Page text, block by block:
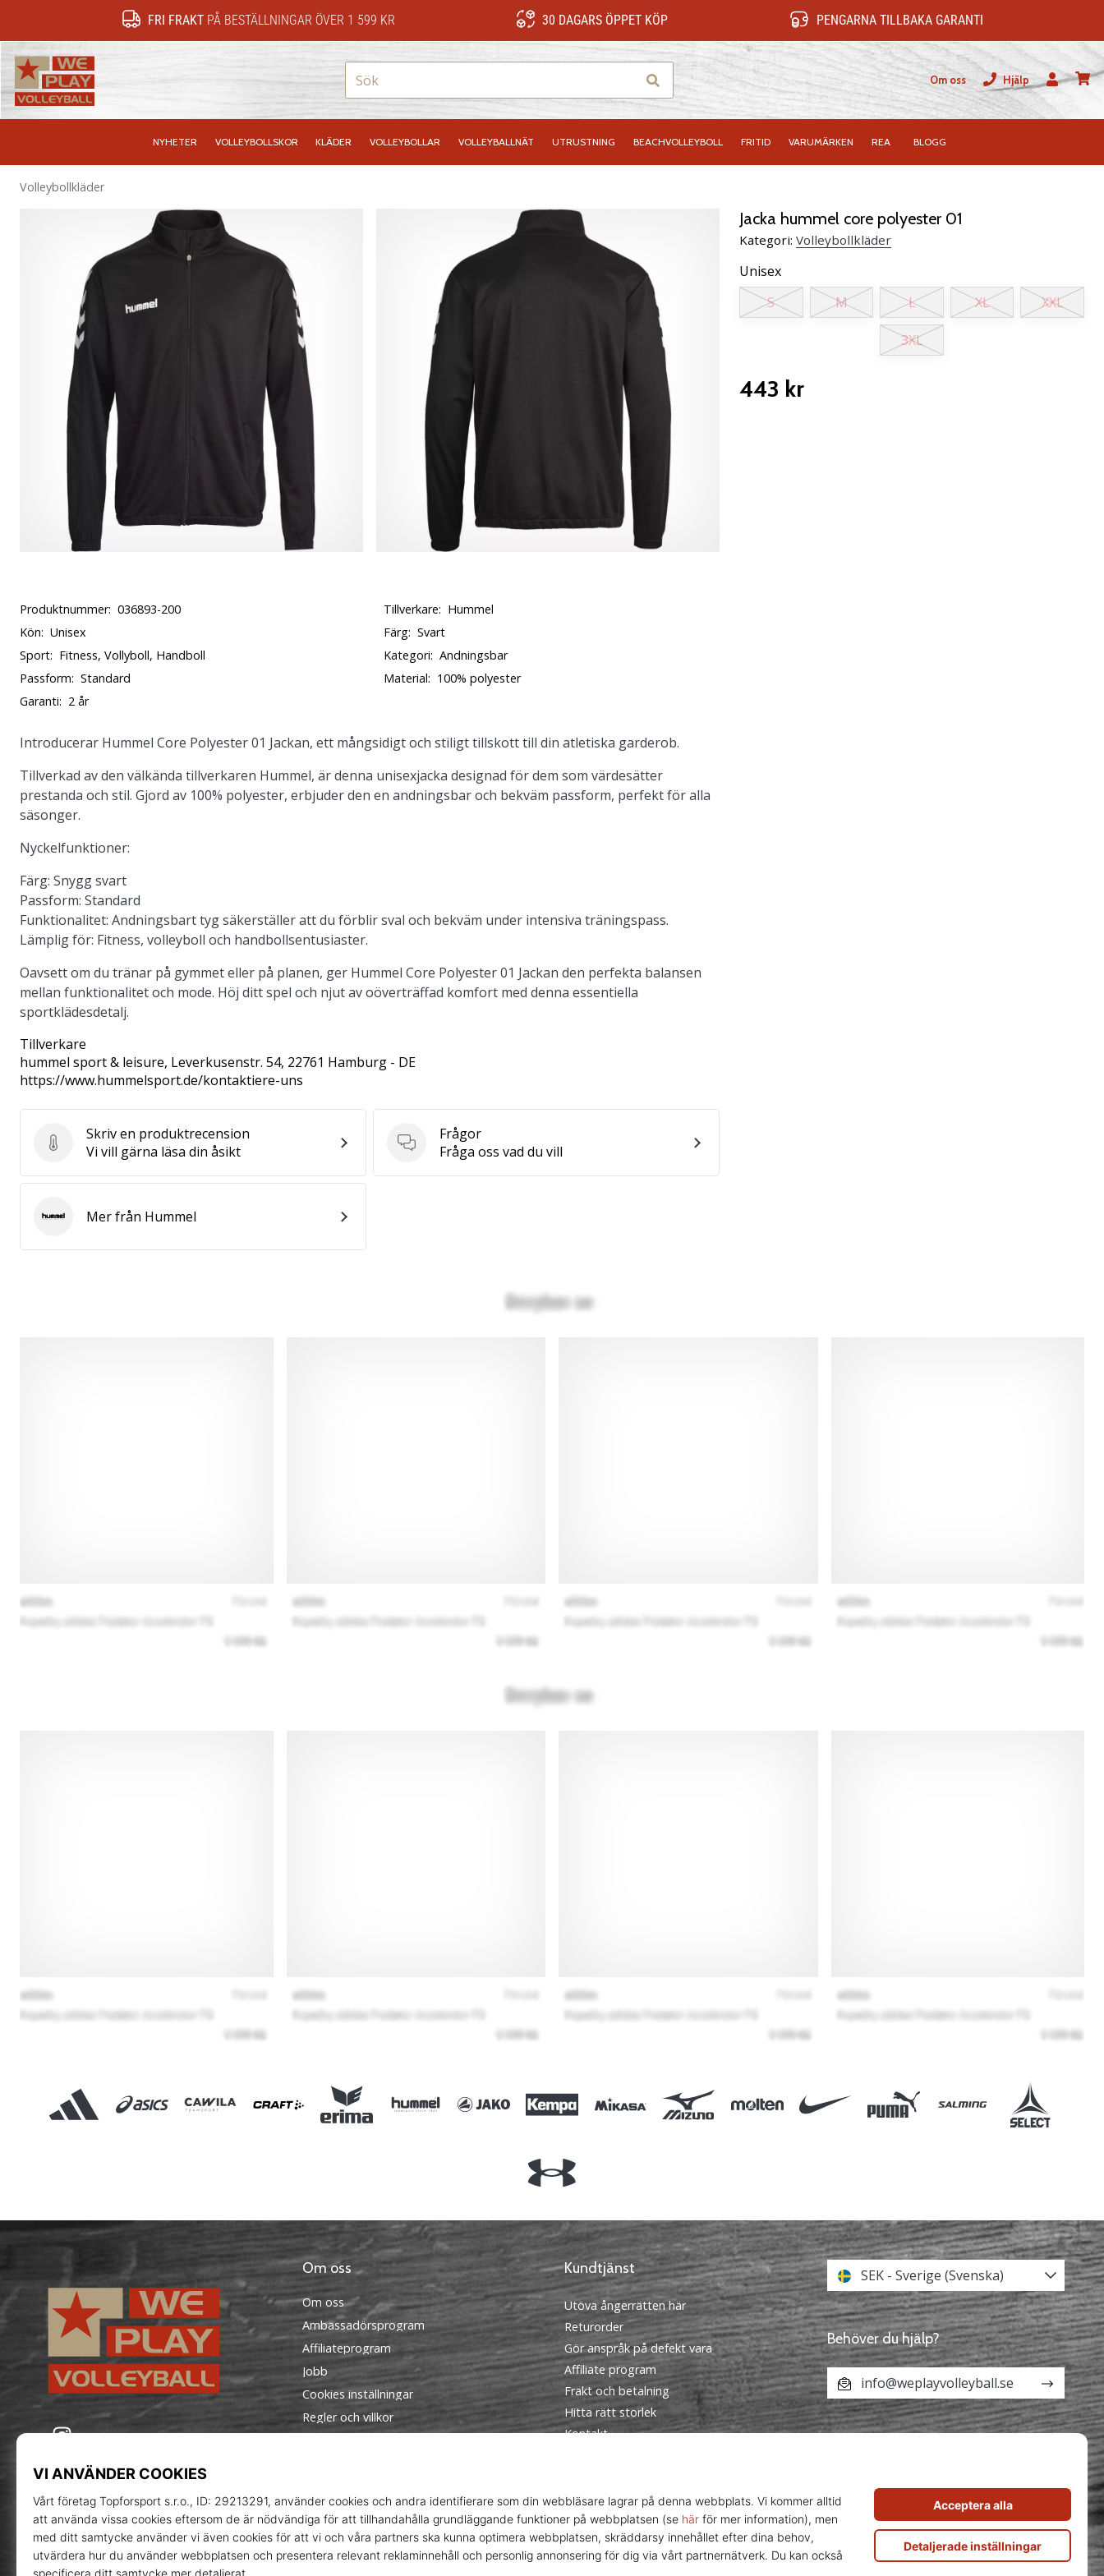
FRI FRAKTPÅ BESTÄLLNINGAR ÖVER 1 599 KR 30 DAGARS ÖPPET KÖP PENGARNA TILLBAKA GARANTI
Om oss
Hjälp
NYHETER VOLLEYBOLLSKOR KLÄDER VOLLEYBOLLAR VOLLEYBALLNÄT UTRUSTNING BEACHVOLLEYBOLL FRITID VARUMÄRKEN REA BLOGG
Volleybollkläder
Jacka hummel core polyester 01
Kategori: Volleybollkläder
Unisex
S
M L XL XXL
3XL
443 kr
Produktnummer: 036893-200 Tillverkare: Hummel
Kön: Unisex Färg: Svart
Sport: Fitness, Vollyboll, Handboll Kategori: Andningsbar
Passform: Standard Material: 100% polyester
Garanti: 2 år
Introducerar Hummel Core Polyester 01 Jackan, ett mångsidigt och stiligt tillskott till din atletiska garderob.
Tillverkad av den välkända tillverkaren Hummel, är denna unisexjacka designad för dem som värdesätter
prestanda och stil. Gjord av 100% polyester, erbjuder den en andningsbar och bekväm passform, perfekt för alla
säsonger.
Nyckelfunktioner:
Färg: Snygg svart
Passform: Standard
Funktionalitet: Andningsbart tyg säkerställer att du förblir sval och bekväm under intensiva träningspass.
Lämplig för: Fitness, volleyboll och handbollsentusiaster.
Oavsett om du tränar på gymmet eller på planen, ger Hummel Core Polyester 01 Jackan den perfekta balansen
mellan funktionalitet och mode. Höj ditt spel och njut av oöverträffad komfort med denna essentiella
sportklädesdetalj.
Tillverkare
hummel sport & leisure, Leverkusenstr. 54, 22761 Hamburg - DE
https://www.hummelsport.de/kontaktiere-uns
Skriv en produktrecension
Skriv en produktrecension
Vi vill gärna läsa din åsikt
Frågor
Frågor
Fråga oss vad du vill
HummelMer från Hummel
WePlayVolleyball.se
Instagram
Om oss
Om oss
Ambassadörsprogram
Affiliateprogram
Jobb
Cookies inställningar
Regler och villkor
Kundtjänst
Utöva ångerrätten här
Returorder
Gör anspråk på defekt vara
Affiliate program
Frakt och betalning
Hitta rätt storlek
Kontakt
Ambassador program
SEK - Sverige (Svenska)
Behöver du hjälp?
info@weplayvolleyball.se